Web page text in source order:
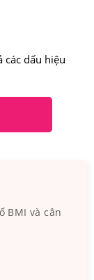
này còn bổ
và tươi trẻ.
các dấu hiệu
BMI và cân